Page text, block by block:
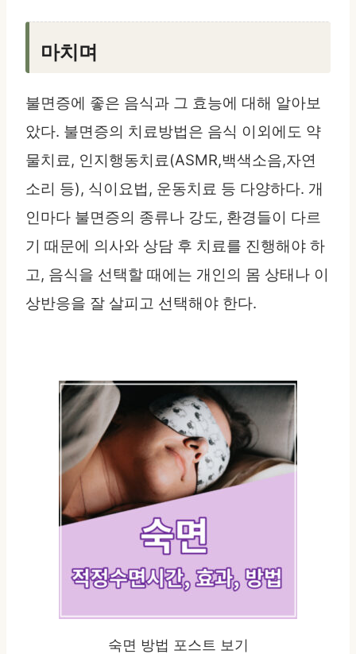
마치며
불면증에 좋은 음식과 그 효능에 대해 알아보
았다. 불면증의 치료방법은 음식 이외에도 약
물치료, 인지행동치료(ASMR,백색소음,자연
소리 등), 식이요법, 운동치료 등 다양하다. 개
인마다 불면증의 종류나 강도, 환경들이 다르
기 때문에 의사와 상담 후 치료를 진행해야 하
고, 음식을 선택할 때에는 개인의 몸 상태나 이
상반응을 잘 살피고 선택해야 한다.
숙면 방법 포스트 보기